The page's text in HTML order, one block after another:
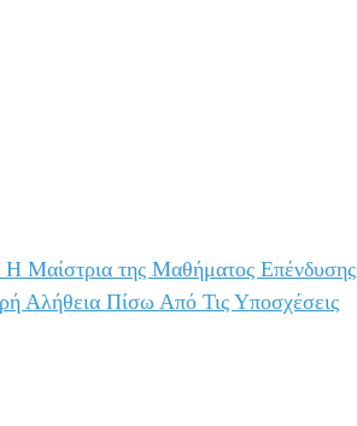
Μαίστρια της Μαθήματος Επένδυσης
Αλήθεια Πίσω Από Τις Υποσχέσεις